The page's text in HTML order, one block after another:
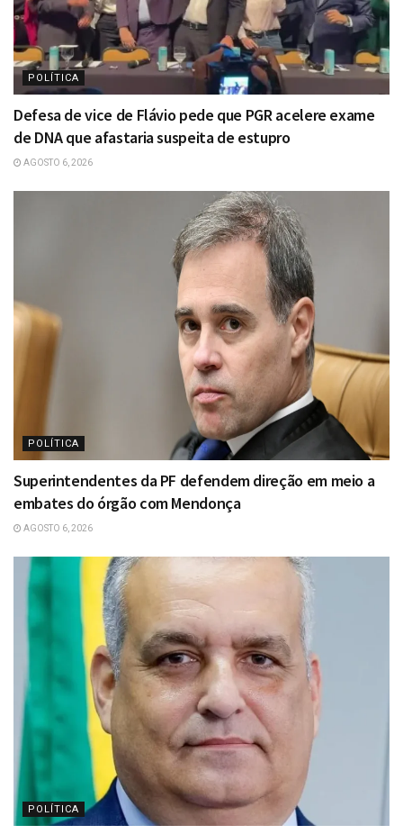
POLÍTICA
Defesa de vice de Flávio pede que PGR acelere exame
de DNA que afastaria suspeita de estupro
AGOSTO 6, 2026
POLÍTICA
Superintendentes da PF defendem direção em meio a
embates do órgão com Mendonça
AGOSTO 6, 2026
POLÍTICA